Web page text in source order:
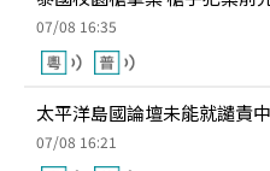
07/08 16:35
太平洋島國論壇未能就譴責
07/08 16:21